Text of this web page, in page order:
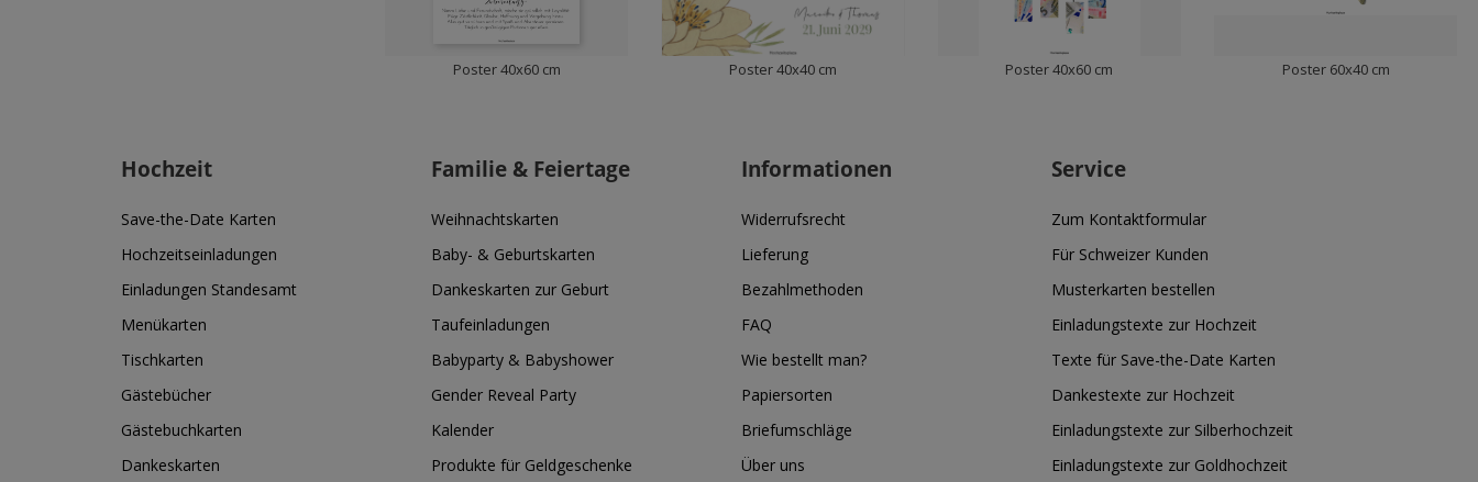
Poster 40x60 cm Poster 40x40 cm Poster 40x60 cm Poster 60x40 cm
Hochzeit
Save-the-Date Karten
Hochzeitseinladungen
Einladungen Standesamt
Menükarten
Tischkarten
Gästebücher
Gästebuchkarten
Dankeskarten
Familie & Feiertage
Weihnachtskarten
Baby- & Geburtskarten
Dankeskarten zur Geburt
Taufeinladungen
Babyparty & Babyshower
Gender Reveal Party
Kalender
Produkte für Geldgeschenke
Informationen
Widerrufsrecht
Lieferung
Bezahlmethoden
FAQ
Wie bestellt man?
Papiersorten
Briefumschläge
Über uns
Service
Zum Kontaktformular
Für Schweizer Kunden
Musterkarten bestellen
Einladungstexte zur Hochzeit
Texte für Save-the-Date Karten
Dankestexte zur Hochzeit
Einladungstexte zur Silberhochzeit
Einladungstexte zur Goldhochzeit